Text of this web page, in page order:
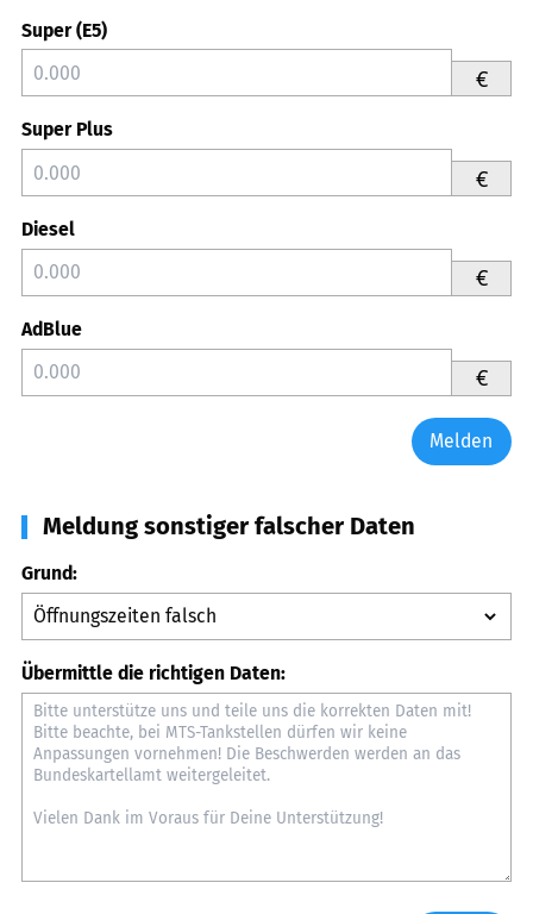
Super (E5)
€
Super Plus
€
Diesel
€
AdBlue
€
Melden
Meldung sonstiger falscher Daten
Grund:
Übermittle die richtigen Daten: